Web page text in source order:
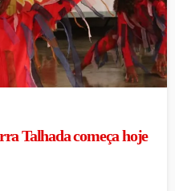
Talhada começa hoje